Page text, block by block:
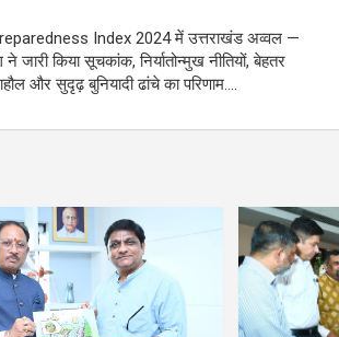
A
p
p
a
m
n
k
Index 2024 में उत्तराखंड अव्वल —
ने जारी किया सूचकांक, निर्यातोन्मुख नीतियों, बेहतर
और सुदृढ़ बुनियादी ढांचे का परिणाम….